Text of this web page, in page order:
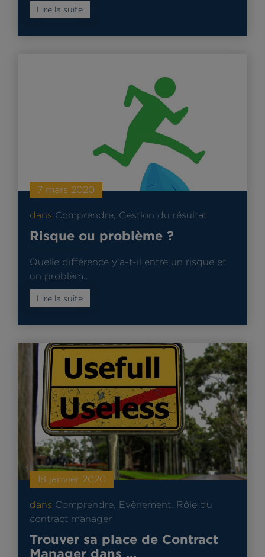
Lire la suite
7 mars 2020
dans Comprendre Gestion du résultat
Risque ou problème ?
Quelle différence y’a-t-il entre un risque et
un problèm…
Lire la suite
18 janvier 2020
dans Comprendre Evènement
Rôle du
contract manager
Trouver sa place de Contract
Manager dans …